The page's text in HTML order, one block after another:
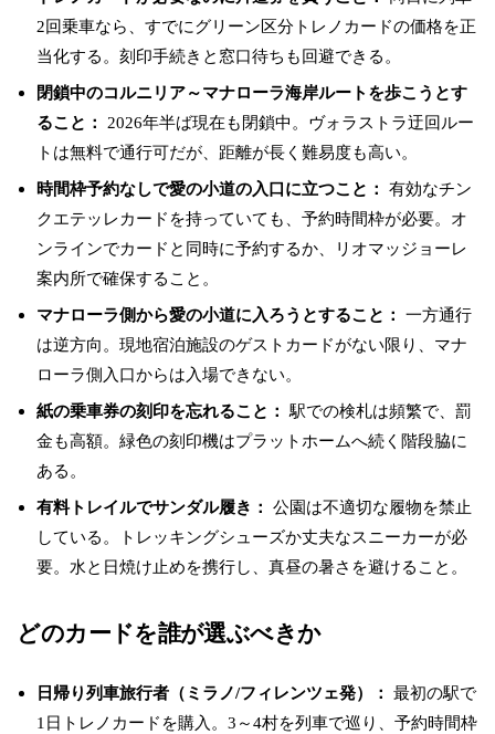
2回乗車なら、すでにグリーン区分トレノカードの価格を正
当化する。刻印手続きと窓口待ちも回避できる。
閉鎖中のコルニリア～マナローラ海岸ルートを歩こうとす
ること：
2026年半ば現在も閉鎖中。ヴォラストラ迂回ルー
トは無料で通行可だが、距離が長く難易度も高い。
時間枠予約なしで愛の小道の入口に立つこと： 有効なチン
クエテッレカードを持っていても、予約時間枠が必要。オ
ンラインでカードと同時に予約するか、リオマッジョーレ
案内所で確保すること。
マナローラ側から愛の小道に入ろうとすること： 一方通行
は逆方向。現地宿泊施設のゲストカードがない限り、マナ
ローラ側入口からは入場できない。
紙の乗車券の刻印を忘れること： 駅での検札は頻繁で、罰
金も高額。緑色の刻印機はプラットホームへ続く階段脇に
ある。
有料トレイルでサンダル履き： 公園は不適切な履物を禁止
している。トレッキングシューズか丈夫なスニーカーが必
要。水と日焼け止めを携行し、真昼の暑さを避けること。
どのカードを誰が選ぶべきか
日帰り列車旅行者（ミラノ/フィレンツェ発）： 最初の駅で
1日トレノカードを購入。3～4村を列車で巡り、予約時間枠